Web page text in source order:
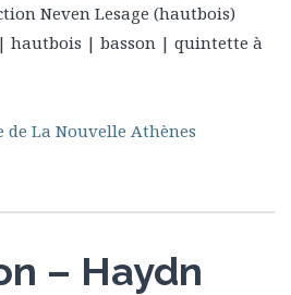
Neven Lesage (hautbois)
hautbois | basson | quintette à
La Nouvelle Athènes
– Haydn